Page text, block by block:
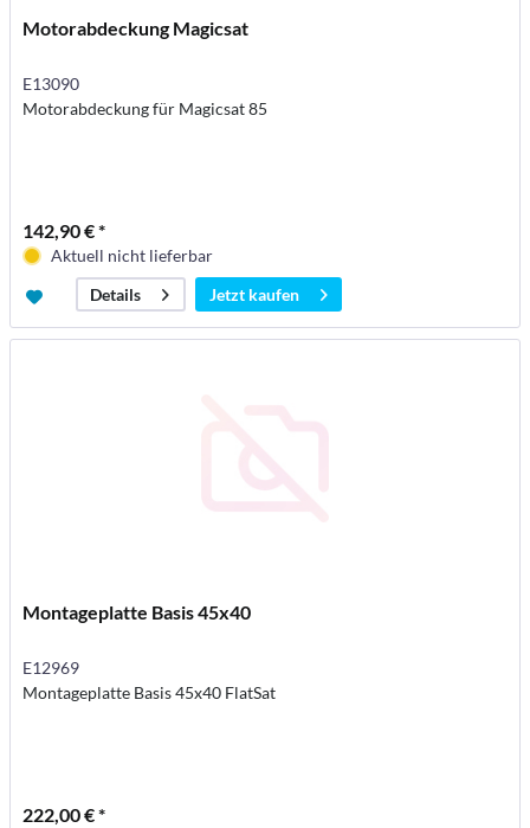
Motorabdeckung Magicsat
E13090
Motorabdeckung für Magicsat 85
142,90 € *
Aktuell nicht lieferbar
Details
Jetzt kaufen
Montageplatte Basis 45x40
E12969
Montageplatte Basis 45x40 FlatSat
222,00 € *